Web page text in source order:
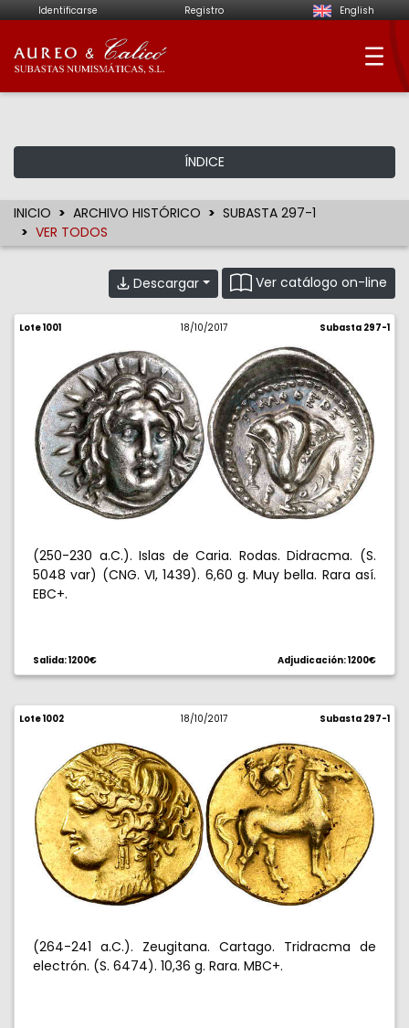
Identificarse Registro English
Aureo & Calicó -
ÍNDICE
INICIO ARCHIVO HISTÓRICO
SUBASTA 297-1
VER TODOS
Descargar Ver catálogo on-line
Lote 1001 18/10/2017 Subasta 297-1
(250-230 a.C.). Islas de Caria. Rodas. Didracma. (S.
5048 var) (CNG. VI, 1439). 6,60 g. Muy bella. Rara así.
EBC+.
Salida: 1200€ Adjudicación: 1200€
Lote 1002 18/10/2017 Subasta 297-1
(264-241 a.C.). Zeugitana. Cartago. Tridracma de
electrón. (S. 6474). 10,36 g. Rara. MBC+.